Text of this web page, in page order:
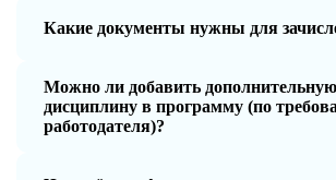
Какие документы нужны для
Можно ли добавить дополнительную
дисциплину в программу (по
работодателя)?